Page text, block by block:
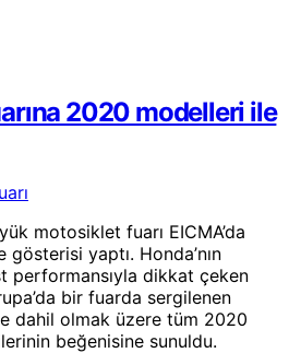
2020 modelleri ile
motosiklet fuarı EICMA’da
yaptı. Honda’nın
performansıyla dikkat çeken
bir fuarda sergilenen
dahil olmak üzere tüm 2020
beğenisine sunuldu.